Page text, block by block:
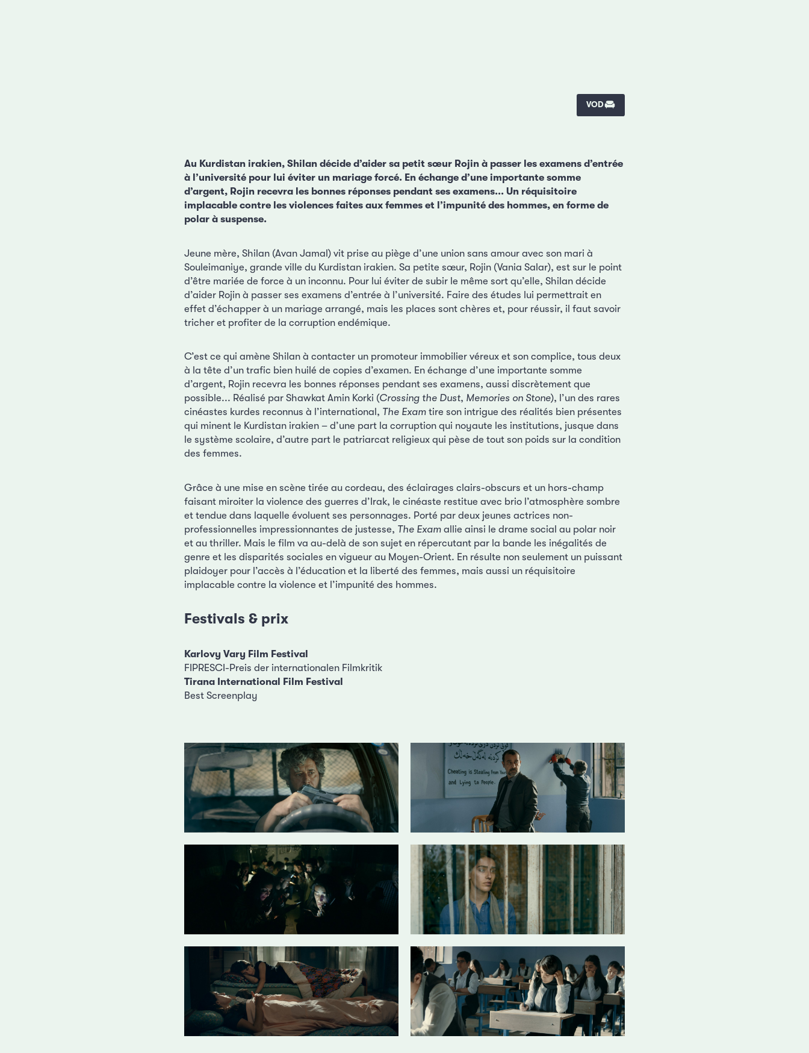
VOD
Au Kurdistan irakien, Shilan décide d’aider sa petit sœur Rojin à passer les examens d’entrée
à l’université pour lui éviter un mariage forcé. En échange d’une importante somme
d’argent, Rojin recevra les bonnes réponses pendant ses examens... Un réquisitoire
implacable contre les violences faites aux femmes et l’impunité des hommes, en forme de
polar à suspense.
Jeune mère, Shilan (Avan Jamal) vit prise au piège d’une union sans amour avec son mari à
Souleimaniye, grande ville du Kurdistan irakien. Sa petite sœur, Rojin (Vania Salar), est sur le point
d’être mariée de force à un inconnu. Pour lui éviter de subir le même sort qu’elle, Shilan décide
d’aider Rojin à passer ses examens d’entrée à l’université. Faire des études lui permettrait en
effet d’échapper à un mariage arrangé, mais les places sont chères et, pour réussir, il faut savoir
tricher et profiter de la corruption endémique.
C’est ce qui amène Shilan à contacter un promoteur immobilier véreux et son complice, tous deux
à la tête d’un trafic bien huilé de copies d’examen. En échange d’une importante somme
d’argent, Rojin recevra les bonnes réponses pendant ses examens, aussi discrètement que
possible... Réalisé par Shawkat Amin Korki (Crossing the Dust, Memories on Stone), l’un des rares
cinéastes kurdes reconnus à l’international, The Exam tire son intrigue des réalités bien présentes
qui minent le Kurdistan irakien – d’une part la corruption qui noyaute les institutions, jusque dans
le système scolaire, d’autre part le patriarcat religieux qui pèse de tout son poids sur la condition
des femmes.
Grâce à une mise en scène tirée au cordeau, des éclairages clairs-obscurs et un hors-champ
faisant miroiter la violence des guerres d’Irak, le cinéaste restitue avec brio l’atmosphère sombre
et tendue dans laquelle évoluent ses personnages. Porté par deux jeunes actrices non-
professionnelles impressionnantes de justesse, The Examallie ainsi le drame social au polar noir
et au thriller. Mais le film va au-delà de son sujet en répercutant par la bande les inégalités de
genre et les disparités sociales en vigueur au Moyen-Orient. En résulte non seulement un puissant
plaidoyer pour l’accès à l’éducation et la liberté des femmes, mais aussi un réquisitoire
implacable contre la violence et l’impunité des hommes.
Festivals & prix
Karlovy Vary Film Festival
FIPRESCI-Preis der internationalen Filmkritik
Tirana International Film Festival
Best Screenplay